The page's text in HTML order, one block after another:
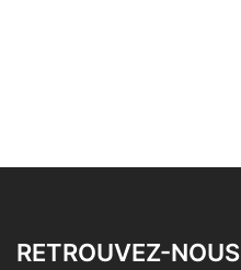
RETROUVEZ-NOUS